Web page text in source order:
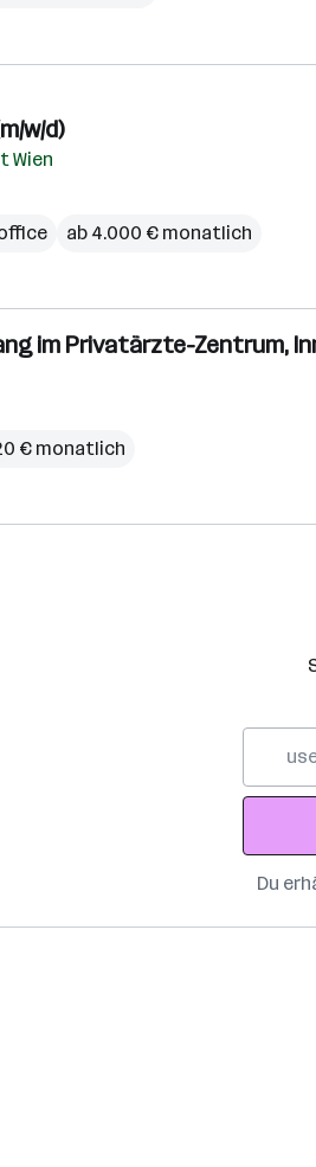
w/d)
Wien
ab 4.000 € monatlich
im Privatärzte-Zentrum,
€ monatlich
Adresse
Du